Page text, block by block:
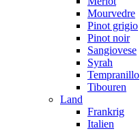
Mourvedre
Pinot grigio
Pinot noir
Sangiovese
Syrah
Tempranillo
Tibouren
Land
Frankrig
Italien